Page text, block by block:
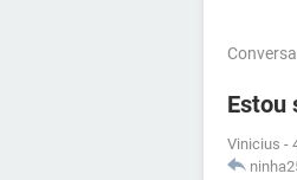
Estou
Vinicius -